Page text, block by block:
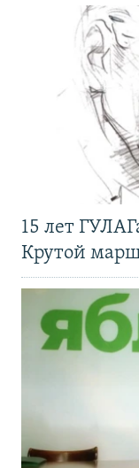
15 лет
Крутой